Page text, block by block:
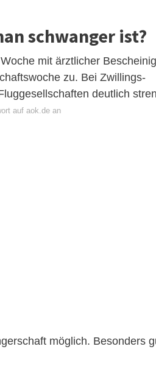
schwanger ist?
mit ärztlicher
zu. Bei Zwillings-
deutlich
auf aok.de an
möglich. Besonders